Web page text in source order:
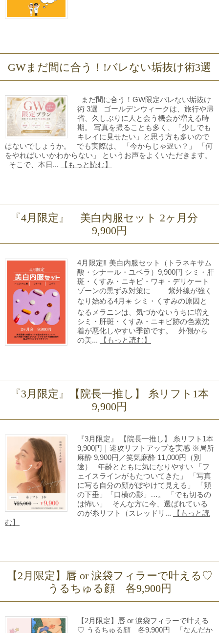
GWまだ間に合う！!バレない垢抜け術3選
まだ間に合う！GW限定バレない垢抜け
術 3選 ゴールデンウィークは、旅行や帰
省、久しぶりに人と会う機会が増える時
期。 写真を撮ることも多く、「少しでも
キレイに見せたい」と思う方も多いので
はないでしょうか。 でも実際は、 「今からじゃ遅い？」 「何
をやればいいかわからない」 というお声をよくいただきます。
そこで、本日...
【もっと読む】
『4月限定』 美白内服セット 2ヶ月分
9,900円
4月限定‼ 美白内服セット（トラネキサム
酸・シナール・ユベラ）9,900円 シミ・肝
斑・くすみ・ニキビ・ワキ・デリケート
ゾーンの黒ずみ対策に 紫外線が強く
なり始める4月☀️ シミ・くすみの原因と
なるメラニンは、気づかないうちに増え
シミ・肝斑・くすみ・ニキビ跡の色素沈
着が悪化しやすい季節です。 外側から
の美...
【もっと読む】
『3月限定』【院長一推し】 糸リフト1本
9,900円
『3月限定』 【院長一推し】 糸リフト1本
9,900円｜速攻リフトアップを実感 ※局所
麻酔 9,900円／笑気麻酔 11,000円（別
途） 年齢とともに気になりやすい 「フ
ェイスラインがもたついてきた」 「写真
に写る自分の顔がぼやけて見える」 「頬
の下垂」「口横の影」…。 「でも切るの
は怖い」 そんな方に今、選ばれている
のが糸リフト（スレッドリ...
【もっと読
む】
【2月限定】唇 or 涙袋フィラーで叶える♡
うるちゅる顔 各9,900円
【2月限定】唇 or 涙袋フィラーで叶える
♡ うるちゅる顔 各9,900円 「なんだか